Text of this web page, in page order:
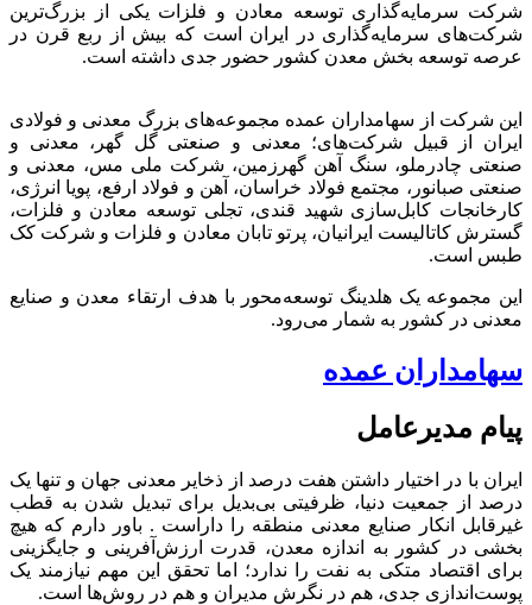
شرکت سرمایه‌گذاری توسعه معادن و فلزات یکی از بزرگ‌ترین
شرکت‌های سرمایه‌گذاری در ایران است که بیش از ربع قرن در
عرصه توسعه بخش معدن کشور حضور جدی داشته است.
این شرکت از سهامداران عمده مجموعه‌های بزرگ معدنی و فولادی
ایران از قبیل شرکت‌های؛ معدنی و صنعتی گل گهر، معدنی و
صنعتی چادرملو، سنگ آهن گهرزمین، شرکت ملی مس، معدنی و
صنعتی صبانور، مجتمع فولاد خراسان، آهن و فولاد ارفع، پویا انرژی،
کارخانجات کابل‌سازی شهید قندی، تجلی توسعه معادن و فلزات،
گسترش کاتالیست ایرانیان، پرتو تابان معادن و فلزات و شرکت کک
طبس است.
این مجموعه یک هلدینگ توسعه‌محور با هدف ارتقاء معدن و صنایع
معدنی در کشور به شمار می‌رود.
سهامداران عمده
پیام مدیرعامل
ایران با در اختیار داشتن هفت درصد از ذخایر معدنی جهان و تنها یک
درصد از جمعیت دنیا، ظرفیتی بی‌بدیل برای تبدیل شدن به قطب
غیرقابل انکار صنایع معدنی منطقه را داراست . باور دارم که هیچ
بخشی در کشور به اندازه معدن، قدرت ارزش‌آفرینی و جایگزینی
برای اقتصاد متکی به نفت را ندارد؛ اما تحقق این مهم نیازمند یک
پوست‌اندازی جدی، هم در نگرش مدیران و هم در روش‌ها است.